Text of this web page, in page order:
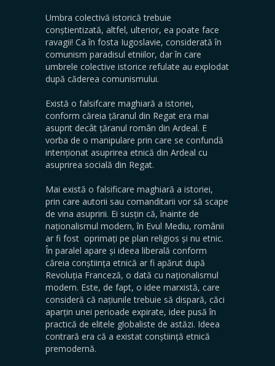
Umbra colectivă istorică trebuie
conștientizată, altfel, ulterior, ea poate face
ravagii! Ca în fosta Iugoslavie, considerată în
comunism paradisul etniilor, dar în care
umbrele colective istorice refulate au explodat
după căderea comunismului.
Există o falsifcare maghiară a istoriei,
conform căreia țăranul din Regat era mai
asuprit decât țăranul român din Ardeal. E
vorba de o manipulare prin care se confundă
intenționat asuprirea etnică din Ardeal cu
asuprirea socială din Regat.
Mai există o falsificare maghiară a istoriei,
prin care autorii sau comanditarii vor să scape
de vina asupririi. Ei susțin că, înainte de
naționalismul modern, în Evul Mediu, românii
ar fi fost oprimați pe plan religios și nu etnic.
În paralel apare și ideea liberală conform
căreia conștiința etnică ar fi apărut după
Revoluția Franceză, o dată cu naționalismul
modern. Este, de fapt, o idee marxistă, care
consideră că națiunile trebuie să dispară, căci
aparțin unei perioade expirate, idee pusă în
practică de elitele globaliste de astăzi. Ideea
contrară era că a existat conștiință etnică
premodernă.